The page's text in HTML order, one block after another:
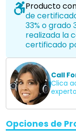
Producto
de
33% o grado
realizada la
certificado
Call
Clica
Opciones de